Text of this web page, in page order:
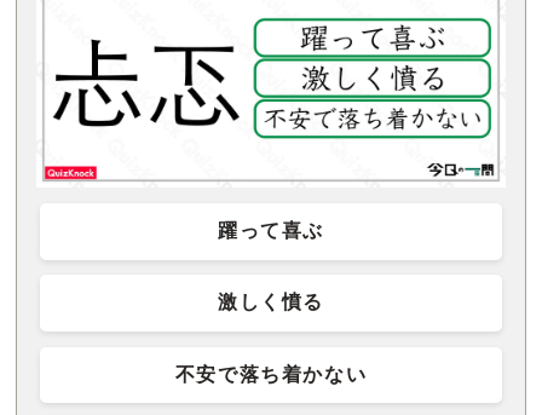
躍って喜ぶ
激しく憤る
不安で落ち着かない